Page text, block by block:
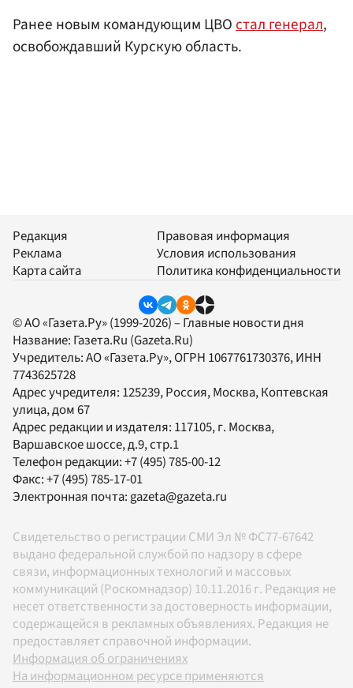
Ранее новым командующим ЦВОстал генерал,
освобождавший Курскую область.
Редакция
Реклама
Карта сайта
Правовая информация
Условия использования
Политика конфиденциальности
© АО «Газета.Ру» (1999-2026) – Главные новости дня
Название: Газета.Ru (Gazeta.Ru)
Учредитель:АО «Газета.Ру», ОГРН 1067761730376, ИНН
7743625728
Адрес учредителя: 125239, Россия, Москва, Коптевская
улица, дом 67
Адрес редакции и издателя: 117105, г. Москва,
Варшавское шоссе, д.9, стр.1
Телефон редакции:+7 (495) 785-00-12
Факс:+7 (495) 785-17-01
Электронная почта:gazeta@gazeta.ru
Свидетельство о регистрации СМИ Эл № ФС77-67642
выдано федеральной службой по надзору в сфере
связи, информационных технологий и массовых
коммуникаций (Роскомнадзор) 10.11.2016 г. Редакция не
несет ответственности за достоверность информации,
содержащейся в рекламных объявлениях. Редакция не
предоставляет справочной информации.
Информация об ограничениях
На информационном ресурсе применяются